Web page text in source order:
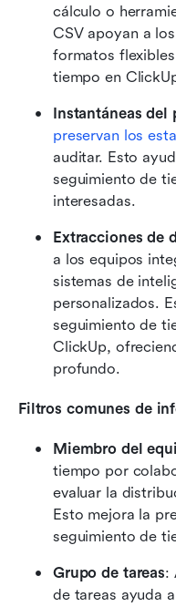
cálculo o
CSV apoyan a
formatos
tiempo en
Instantáneas del
preservan los
auditar. Esto
seguimiento de
interesadas.
Extracciones de
a los equipos
sistemas de
personalizados.
seguimiento de
ClickUp,
profundo.
Filtros comunes de
Miembro del
tiempo por
evaluar la
Esto mejora la
seguimiento de
Grupo de tareas:
de tareas ayuda